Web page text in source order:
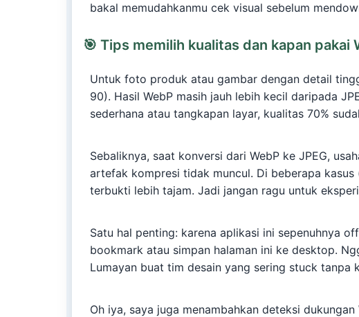
bakal memudahkanmu cek visual sebelum
🎯 Tips memilih kualitas dan kapan pakai
Untuk foto produk atau gambar dengan detail
90). Hasil WebP masih jauh lebih kecil daripada
sederhana atau tangkapan layar, kualitas 70%
Sebaliknya, saat konversi dari WebP ke JPEG,
artefak kompresi tidak muncul. Di beberapa
terbukti lebih tajam. Jadi jangan ragu untuk
Satu hal penting: karena aplikasi ini sepenuhnya
bookmark atau simpan halaman ini ke desktop.
Lumayan buat tim desain yang sering stuck tanpa
Oh iya, saya juga menambahkan deteksi